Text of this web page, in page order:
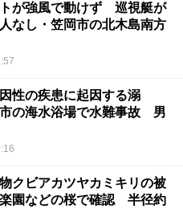
が強風で動けず 巡視艇が
なし・笠岡市の北木島南方
性の疾患に起因する溺
の海水浴場で水難事故 男
クビアカツヤカミキリの被
園などの桜で確認 半径約